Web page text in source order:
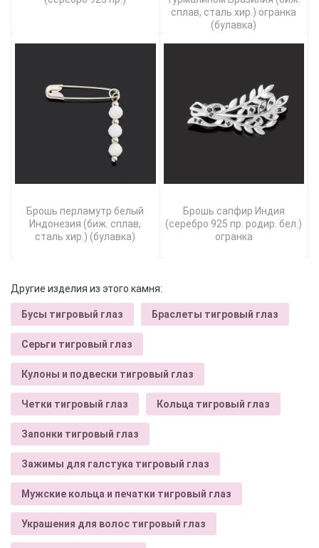
сплав, сталь хир.) огранка
(булавка)
Брошь перламутр белый
Индонезия (биж. сплав,
сталь хир.) (булавка)
Брошь сапфир Индия
(серебро 925 пр. родир. бел.)
огранка
Другие изделия из этого камня:
Бусы тигровый глаз Браслеты тигровый глаз
Серьги тигровый глаз
Кулоны и подвески тигровый глаз
Четки тигровый глаз Кольца тигровый глаз
Запонки тигровый глаз
Зажимы для галстука тигровый глаз
Мужские кольца и печатки тигровый глаз
Украшения для волос тигровый глаз